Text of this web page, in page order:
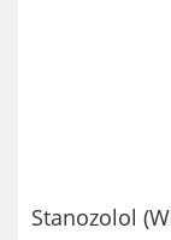
Stanozolol